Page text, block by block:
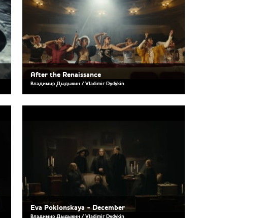
After the Renaissance
Владимир Дыдыкин / Vladimir Dydykin
Eva Poklonskaya - December
Владимир Дыдыкин / Vladimir Dydykin